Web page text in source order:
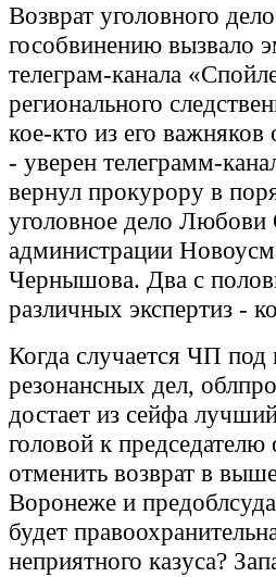
Возврат уголовного
гособвинению вызвало
телеграм-канала
регионального
кое-кто из его важняков
- уверен телеграмм-
вернул прокурору в
уголовное дело Любови
администрации
Чернышова. Два с
различных экспертиз -
Когда случается ЧП
резонансных дел,
достает из сейфа
головой к председателю
отменить возврат в
Воронеже и
будет
неприятного казуса?